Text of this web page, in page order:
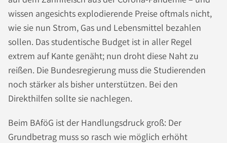
wissen angesichts explodierende Preise oftmals nicht,
wie sie nun Strom, Gas und Lebensmittel bezahlen
sollen. Das studentische Budget ist in aller Regel
extrem auf Kante genäht; nun droht diese Naht zu
reißen. Die Bundesregierung muss die Studierenden
noch stärker als bisher unterstützen. Bei den
Direkthilfen sollte sie nachlegen.
Beim BAföG ist der Handlungsdruck groß: Der
Grundbetrag muss so rasch wie möglich erhöht